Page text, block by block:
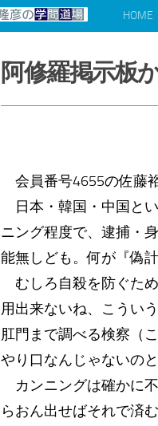
HOME
阿修羅掲示板
会員番号4655の佐藤
日本・韓国・中国と
ニング程度で、逮捕・
能無しども。何が『偽
むしろ自殺を防ぐた
用出来ないね、こうい
肛門まで調べる検察（
やり口なんじゃないの
カンニングは確かに
らおん出せばそれで済